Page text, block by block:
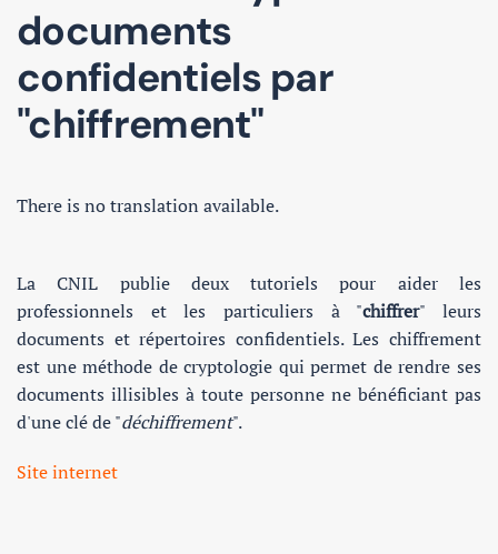
documents
confidentiels par
"chiffrement"
There is no translation available.
La CNIL publie deux tutoriels pour aider les
professionnels et les particuliers à "chiffrer" leurs
documents et répertoires confidentiels. Les chiffrement
est une méthode de cryptologie qui permet de rendre ses
documents illisibles à toute personne ne bénéficiant pas
d'une clé de "déchiffrement".
Site internet